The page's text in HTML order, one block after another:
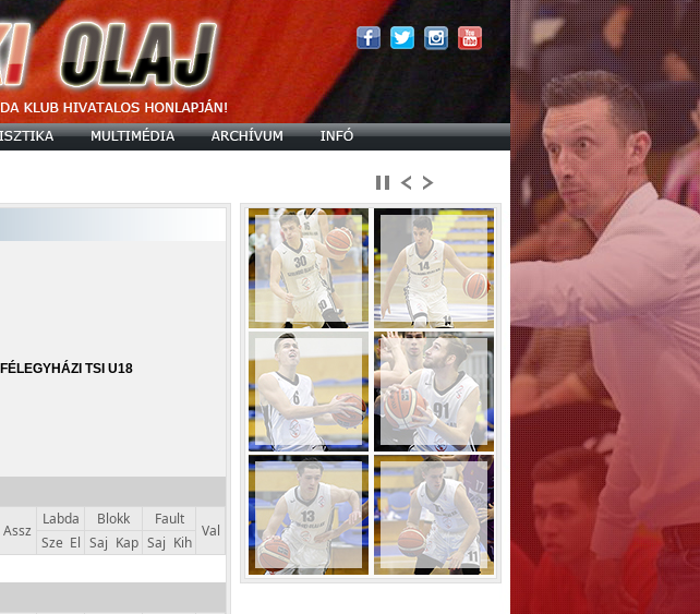
FÉLEGYHÁZI TSI U18
Assz
Labda Blokk Fault
Val
Sze El Saj Kap Saj Kih